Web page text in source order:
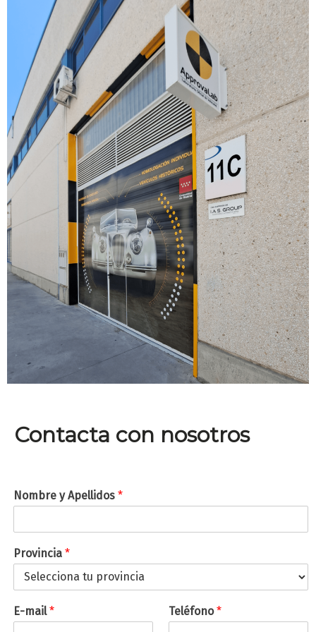
Contacta con nosotros
Nombre y Apellidos *
Provincia *
E-mail* Teléfono*